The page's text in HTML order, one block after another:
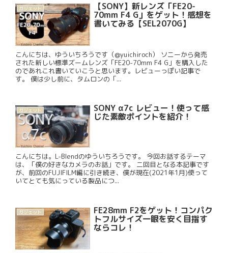
ガジェット 【SONY】新レンズ「FE20-
70mm F4 G」をゲット！感想を
書いてみる【SEL2070G】
こんにちは、ゆういちろうです（@yuichiroch） ソニーから発売
された新しい標準ズームレンズ「FE20-70mm F4 G」を購入した
のであれこれ書いていこうと思います。レビューっぽい記事で
す。 僕は少し前に、タムロンの「...
ガジェット SONY α7c レビュー！使って感
じた素敵ポイントを紹介！
こんにちは。L-Blendのゆういちろうです。 今回お話するテーマ
は、「僕の好きなカメラのお話」です。 二回目となる本記事です
が、前回のFUJIFILM編に引き続き、僕が現在(2021年1月)使って
いてとても気にっている製品につ...
ガジェット FE28mm F2をゲット！コンパク
トフルサイズ一眼を安く目指す
ならコレ！